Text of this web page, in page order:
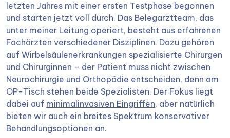
letzten Jahres mit einer ersten Testphase begonnen
und starten jetzt voll durch. Das Belegarztteam, das
unter meiner Leitung operiert, besteht aus erfahrenen
Fachärzten verschiedener Disziplinen. Dazu gehören
auf Wirbelsäulenerkrankungen spezialisierte Chirurgen
und Chirurginnen – der Patient muss nicht zwischen
Neurochirurgie und Orthopädie entscheiden, denn am
OP-Tisch stehen beide Spezialisten. Der Fokus liegt
dabei auf minimalinvasiven Eingriffen, aber natürlich
bieten wir auch ein breites Spektrum konservativer
Behandlungsoptionen an.